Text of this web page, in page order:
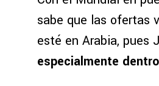
sabe que las ofertas
esté en Arabia, pues
especialmente